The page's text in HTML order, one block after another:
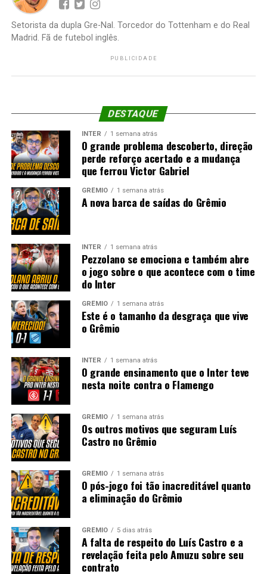
Setorista da dupla Gre-Nal. Torcedor do Tottenham e do Real
Madrid. Fã de futebol inglês.
PUBLICIDADE
DESTAQUE
INTER 1 semana atrás
O grande problema descoberto, direção
perde reforço acertado e a mudança
que ferrou Victor Gabriel
GRÊMIO 1 semana atrás
A nova barca de saídas do Grêmio
INTER 1 semana atrás
Pezzolano se emociona e também abre
o jogo sobre o que acontece com o time
do Inter
GRÊMIO 1 semana atrás
Este é o tamanho da desgraça que vive
o Grêmio
INTER 1 semana atrás
O grande ensinamento que o Inter teve
nesta noite contra o Flamengo
GRÊMIO 1 semana atrás
Os outros motivos que seguram Luís
Castro no Grêmio
GRÊMIO 1 semana atrás
O pós-jogo foi tão inacreditável quanto
a eliminação do Grêmio
GRÊMIO 5 dias atrás
A falta de respeito do Luís Castro e a
revelação feita pelo Amuzu sobre seu
contrato